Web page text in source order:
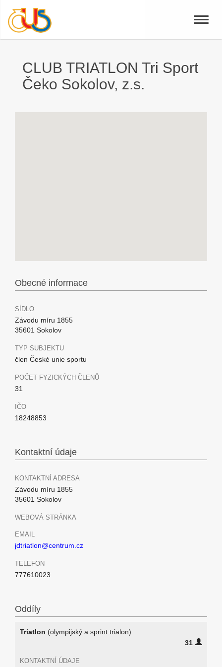
Toggle
CLUB TRIATLON Tri Sport
Čeko Sokolov, z.s.
Obecné informace
SÍDLO
Závodu míru 1855
35601 Sokolov
TYP SUBJEKTU
člen České unie sportu
POČET FYZICKÝCH ČLENŮ
31
IČO
18248853
Kontaktní údaje
KONTAKTNÍ ADRESA
Závodu míru 1855
35601 Sokolov
WEBOVÁ STRÁNKA
EMAIL
jdtriatlon@centrum.cz
TELEFON
777610023
Oddíly
Triatlon (olympijský a sprint trialon)
31
KONTAKTNÍ ÚDAJE